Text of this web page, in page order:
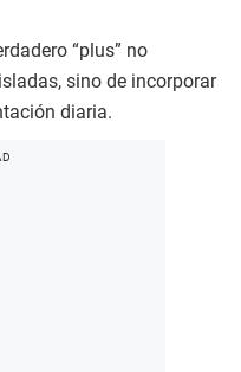
“plus” no
sino de incorporar
diaria.